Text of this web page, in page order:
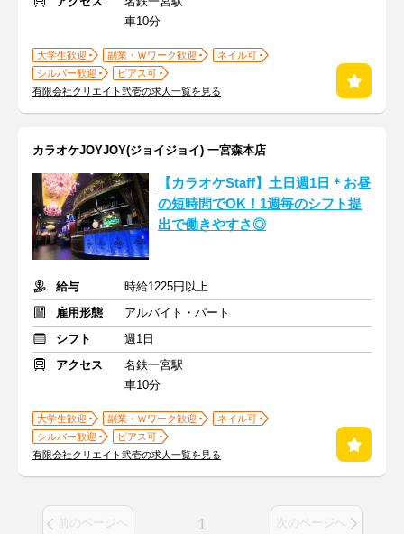
車10分
大学生歓迎 副業・Ｗワーク歓迎
ネイル可
シルバー歓迎
ピアス可
有限会社クリエイト弐壱の求人一覧を見る
カラオケJOYJOY(ジョイジョイ) 一宮森本店
【カラオケStaff】土日週1日＊お昼
の短時間でOK！1週毎のシフト提
出で働きやすさ◎
給与
時給1225円以上
雇用形態
アルバイト・パート
シフト
週1日
アクセス
名鉄一宮駅
車10分
大学生歓迎 副業・Ｗワーク歓迎
ネイル可
シルバー歓迎
ピアス可
有限会社クリエイト弐壱の求人一覧を見る
前のページへ 1 次のページへ